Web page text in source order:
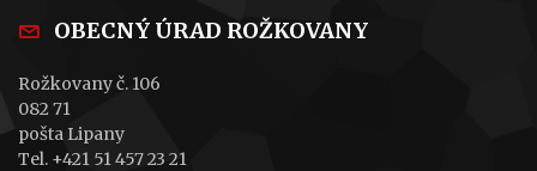
OBECNÝ ÚRAD ROŽKOVANY
Rožkovany č. 106
082 71
pošta Lipany
Tel. +421 51 457 23 21